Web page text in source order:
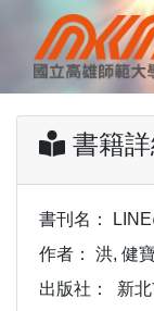
書籍
書刊名：
作者：
洪, 健
出版社：
新